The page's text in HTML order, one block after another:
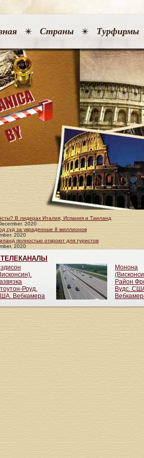
Страны Турфирмы
В лидерах Италия, Испания и Таиланд
2020
суд за украденные 8 миллионов
2020
полностью откроют для туристов
2020